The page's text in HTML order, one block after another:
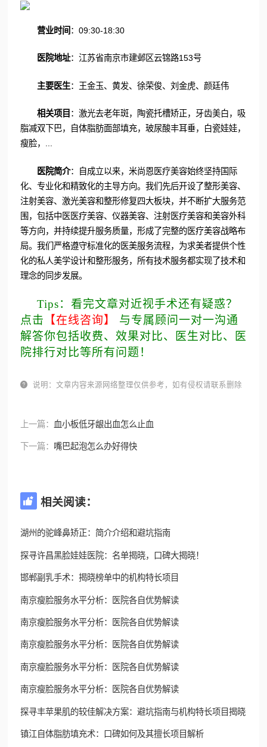
营业时间 ：09:30-18:30
医院地址：江苏省南京市建邺区云锦路153号
主要医生：王金玉、黄发、徐荣俊、刘金虎、颜廷伟
相关项目 ：激光去老年斑，陶瓷托槽矫正，牙齿美白，吸
脂减双下巴，自体脂肪面部填充，玻尿酸丰耳垂，白瓷娃娃，
瘦脸，...
医院简介：自成立以来，米尚恩医疗美容始终坚持国际
化、专业化和精致化的主导方向。我们先后开设了整形美容、
注射美容、激光美容和整形修复四大板块，并不断扩大服务范
围，包括中医医疗美容、仪器美容、注射医疗美容和美容外科
等方向，并持续提升服务质量，形成了完整的医疗美容战略布
局。我们严格遵守标准化的医美服务流程，为求美者提供个性
化的私人美学设计和整形服务，所有技术服务都实现了技术和
理念的同步发展。
Tips：看完文章对近视手术还有疑惑？
点击 【在线咨询】
与专属顾问一对一沟通
解答你包括收费、效果对比、医生对比、医
院排行对比等所有问题！
 说明：文章内容来源网络整理仅供参考，如有侵权请联系删除
上一篇： 血小板低牙龈出血怎么止血
下一篇： 嘴巴起泡怎么办好得快
 相关阅读：
湖州的驼峰鼻矫正：简介介绍和避坑指南
探寻许昌黑脸娃娃医院：名单揭晓，口碑大揭晓！
邯郸副乳手术：揭晓榜单中的机构特长项目
南京瘦脸服务水平分析：医院各自优势解读
南京瘦脸服务水平分析：医院各自优势解读
南京瘦脸服务水平分析：医院各自优势解读
南京瘦脸服务水平分析：医院各自优势解读
南京瘦脸服务水平分析：医院各自优势解读
探寻丰苹果肌的较佳解决方案：避坑指南与机构特长项目揭晓
镇江自体脂肪填充术：口碑如何及其擅长项目解析